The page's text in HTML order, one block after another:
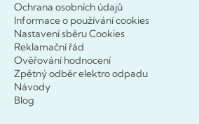
Ochrana osobních údajů
Informace o používání cookies
Nastavení sběru Cookies
Reklamační řád
Ověřování hodnocení
Zpětný odběr elektro odpadu
Návody
Blog